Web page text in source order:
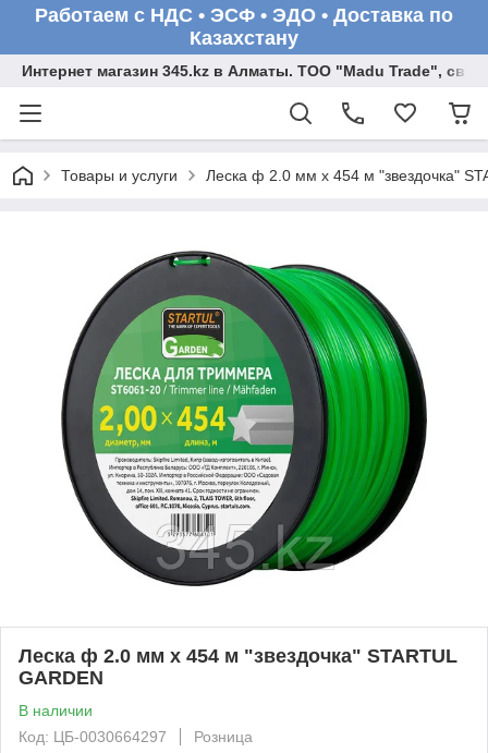
Работаем с НДС • ЭСФ • ЭДО • Доставка по
Казахстану
Интернет магазин 345.kz в Алматы. ТОО "Madu Trade",
Товары и услуги Леска ф 2.0 мм х 454 м "звездочка"
Леска ф 2.0 мм х 454 м "звездочка" STARTUL
GARDEN
В наличии
Код: ЦБ-0030664297
Розница